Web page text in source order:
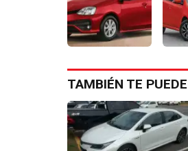
TAMBIÉN TE